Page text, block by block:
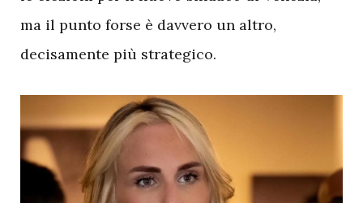
ma il punto forse è davvero un altro,
decisamente più strategico.